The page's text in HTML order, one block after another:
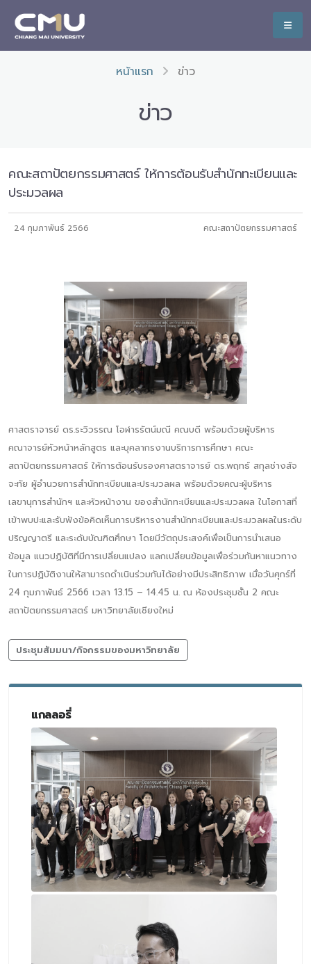
หน้าแรก ข่าว
ข่าว
คณะสถาปัตยกรรมศาสตร์ ให้การต้อนรับสำนักทะเบียนและ
ประมวลผล
24 กุมภาพันธ์ 2566 คณะสถาปัตยกรรมศาสตร์
ศาสตราจารย์ ดร.ระวิวรรณ โอฬารรัตน์มณี คณบดี พร้อมด้วยผู้บริหาร
คณาจารย์หัวหน้าหลักสูตร และบุคลากรงานบริการการศึกษา คณะ
สถาปัตยกรรมศาสตร์ ให้การต้อนรับรองศาสตราจารย์ ดร.พฤทธ์ สกุลช่างสัจ
จะทัย ผู้อำนวยการสำนักทะเบียนและประมวลผล พร้อมด้วยคณะผู้บริหาร
เลขานุการสำนักฯ และหัวหน้างาน ของสำนักทะเบียนและประมวลผล ในโอกาสที่
เข้าพบปะและรับฟังข้อคิดเห็นการบริหารงานสำนักทะเบียนและประมวลผลในระดับ
ปริญญาตรี และระดับบัณฑิตศึกษา โดยมีวัตถุประสงค์เพื่อเป็นการนำเสนอ
ข้อมูล แนวปฏิบัติที่มีการเปลี่ยนแปลง แลกเปลี่ยนข้อมูลเพื่อร่วมกันหาแนวทาง
ในการปฏิบัติงานให้สามารถดำเนินร่วมกันได้อย่างมีประสิทธิภาพ เมื่อวันศุกร์ที่
24 กุมภาพันธ์ 2566 เวลา 13.15 – 14.45 น. ณ ห้องประชุมชั้น 2 คณะ
สถาปัตยกรรมศาสตร์ มหาวิทยาลัยเชียงใหม่
ประชุมสัมมนา/กิจกรรมของมหาวิทยาลัย
แกลลอรี่